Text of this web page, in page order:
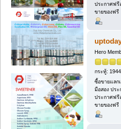
ประกาศฟรี
ขายของฟรี
Hero
กระทู้: 1944
ซื้อขายแลก
มือสอง ปร
ประกาศฟรี
ขายของฟรี